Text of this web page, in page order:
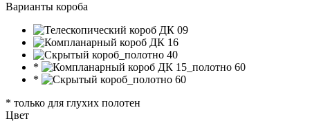
Варианты короба
*
*
* только для глухих полотен
Цвет